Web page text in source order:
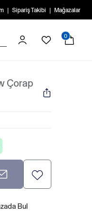
Sipariş Takibi Mağazalar
0
Çorap
Bul